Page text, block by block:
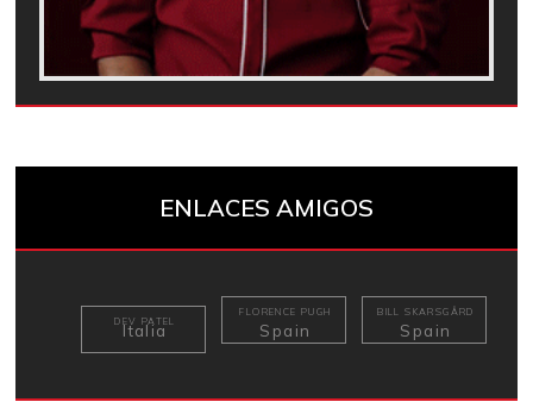
ENLACES AMIGOS
DEV PATEL
Italia
FLORENCE PUGH
Spain
BILL SKARSGÅRD
Spain